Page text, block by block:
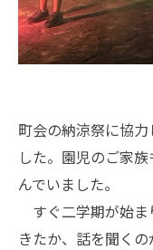
町会の納涼祭に協
した。園児のご家
んでいました。
すぐ二学期が始ま
きたか、話を聞くの